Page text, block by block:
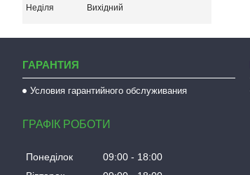
Неділя
Вихідний
ГАРАНТИЯ
Условия гарантийного обслуживания
ГРАФІК РОБОТИ
Понеділок 09:00
18:00